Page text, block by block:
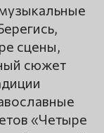
сцены,
сюжет
«Четыре